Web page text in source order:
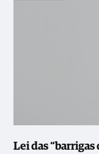
Lei das